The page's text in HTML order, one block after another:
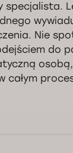
specjalista.
Nie
do
całym